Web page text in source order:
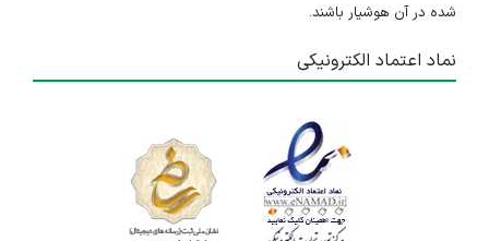
شده در آن هوشیار باشند.
نماد اعتماد الکترونیکی